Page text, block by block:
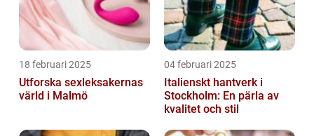
18 februari 2025
Utforska sexleksakernas
värld i Malmö
04 februari 2025
Italienskt hantverk i
Stockholm: En pärla av
kvalitet och stil